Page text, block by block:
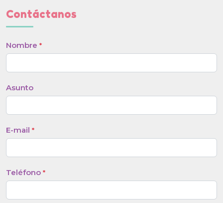
Contáctanos
Nombre *
Asunto
E-mail *
Teléfono *